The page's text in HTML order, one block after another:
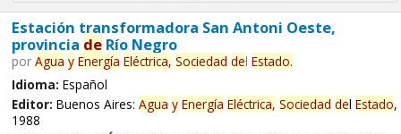
Estación transformadora San Antoni Oeste,
provincia deRío Negro
por Agua y Energía Eléctrica, Sociedad del Estado.
Idioma: Español
Editor: Buenos Aires: Agua y Energía Eléctrica, Sociedad del Estado,
1988